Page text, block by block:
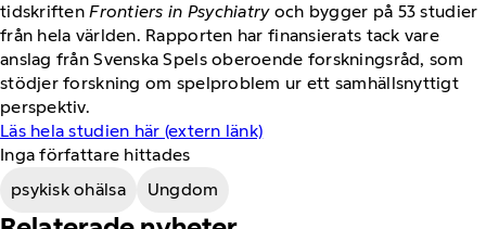
tidskriftenFrontiers in Psychiatryoch bygger på 53 studier
från hela världen. Rapporten har finansierats tack vare
anslag från Svenska Spels oberoende forskningsråd, som
stödjer forskning om spelproblem ur ett samhällsnyttigt
perspektiv.
Läs hela studien här (extern länk)
Inga författare hittades
psykisk ohälsa
Ungdom